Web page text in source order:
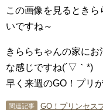
この画像を見るとき
いですね～
きららちゃんの家に
な感じですね(´▽｀*)
早く来週のGO！プリ
関連記事